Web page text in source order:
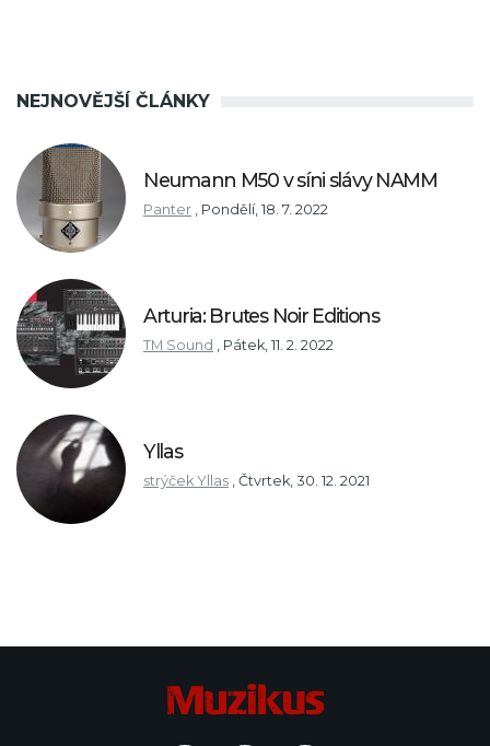
NEJNOVĚJŠÍ ČLÁNKY
Neumann M50 v síni slávy NAMM
Panter , Pondělí, 18. 7. 2022
Arturia: Brutes Noir Editions
TM Sound , Pátek, 11. 2. 2022
Yllas
strýček Yllas , Čtvrtek, 30. 12. 2021